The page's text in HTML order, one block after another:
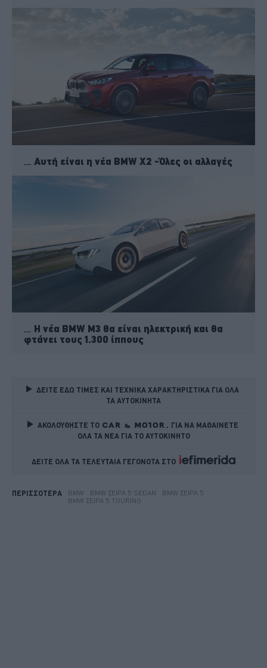
Αυτή είναι η νέα BMW X2 -Όλες οι αλλαγές
Η νέα BMW M3 θα είναι ηλεκτρική και θα
φτάνει τους 1.300 ίππους
ΔΕΙΤΕ ΕΔΩ ΤΙΜΕΣ ΚΑΙ ΤΕΧΝΙΚΑ ΧΑΡΑΚΤΗΡΙΣΤΙΚΑ ΓΙΑ ΟΛΑ
ΤΑ ΑΥΤΟΚΙΝΗΤΑ
ΑΚΟΛΟΥΘΗΣΤΕ ΤΟ
ΓΙΑ ΝΑ ΜΑΘΑΙΝΕΤΕ
ΟΛΑ ΤΑ ΝΕΑ ΓΙΑ ΤΟ ΑΥΤΟΚΙΝΗΤΟ
ΔΕΙΤΕ ΟΛΑ ΤΑ ΤΕΛΕΥΤΑΙΑ ΓΕΓΟΝΟΤΑ ΣΤΟ
ΠΕΡΙΣΣΟΤΕΡΑ BMW BMW ΣΕΙΡΆ 5 SEDAN
BMW ΣΕΙΡΑ 5
BMW ΣΕΙΡΆ 5 TOURING